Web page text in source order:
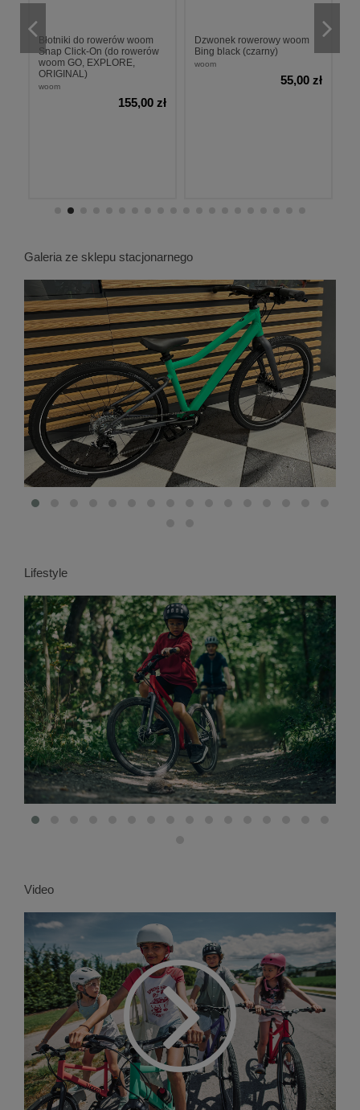
Błotniki do rowerów woom
Snap Click-On (do rowerów
woom GO, EXPLORE,
ORIGINAL)
woom
155,00 zł
Dzwonek rowerowy woom
Bing black (czarny)
woom
55,00 zł
Galeria ze sklepu stacjonarnego
Lifestyle
Video